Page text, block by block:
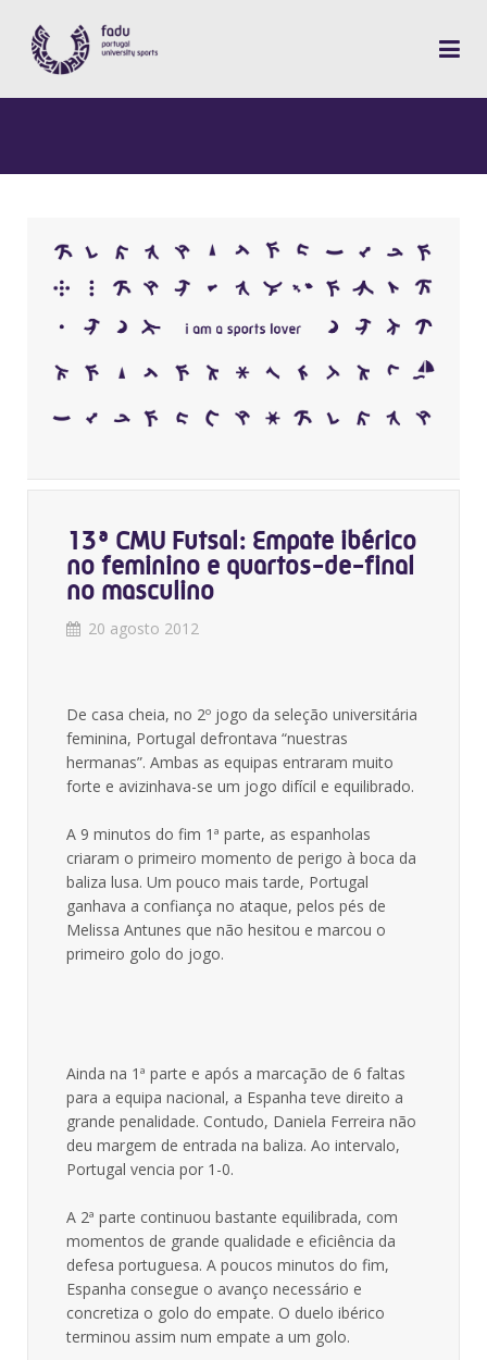
13ª CMU Futsal: Empate ibérico
no feminino e quartos-de-final
no masculino
20 agosto 2012
De casa cheia, no 2º jogo da seleção universitária
feminina, Portugal defrontava “nuestras
hermanas”. Ambas as equipas entraram muito
forte e avizinhava-se um jogo difícil e equilibrado.
A 9 minutos do fim 1ª parte, as espanholas
criaram o primeiro momento de perigo à boca da
baliza lusa. Um pouco mais tarde, Portugal
ganhava a confiança no ataque, pelos pés de
Melissa Antunes que não hesitou e marcou o
primeiro golo do jogo.
Ainda na 1ª parte e após a marcação de 6 faltas
para a equipa nacional, a Espanha teve direito a
grande penalidade. Contudo, Daniela Ferreira não
deu margem de entrada na baliza. Ao intervalo,
Portugal vencia por 1-0.
A 2ª parte continuou bastante equilibrada, com
momentos de grande qualidade e eficiência da
defesa portuguesa. A poucos minutos do fim,
Espanha consegue o avanço necessário e
concretiza o golo do empate. O duelo ibérico
terminou assim num empate a um golo.